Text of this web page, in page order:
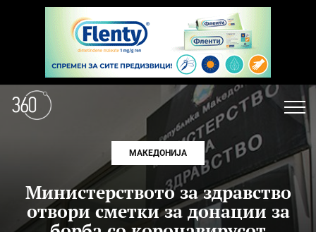
МАКЕДОНИЈА
Министерството за здравство
отвори сметки за донации за